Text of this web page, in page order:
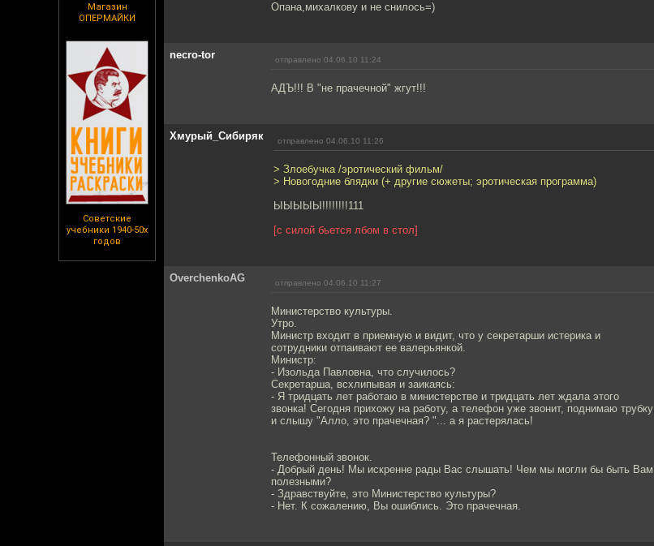
Магазин
ОПЕРМАЙКИ
Советские
учебники 1940-50х
годов
Опана,михалкову и не снилось=)
necro-tor отправлено 04.06.10 11:24
АДЪ!!! В "не прачечной" жгут!!!
Хмурый_Сибиряк отправлено 04.06.10 11:26
> Злоебучка /эротический фильм/
> Новогодние блядки (+ другие сюжеты; эротическая программа)
ЫЫЫЫЫ!!!!!!!!111
[с силой бьется лбом в стол]
OverchenkoAG отправлено 04.06.10 11:27
Министерство культуры.
Утро.
Министр входит в приемную и видит, что у секретарши истерика и
сотрудники отпаивают ее валерьянкой.
Министр:
- Изольда Павловна, что случилось?
Секретарша, всхлипывая и заикаясь:
- Я тридцать лет работаю в министерстве и тридцать лет ждала этого
звонка! Сегодня прихожу на работу, а телефон уже звонит, поднимаю трубку
и слышу "Алло, это прачечная? "... а я растерялась!
Телефонный звонок.
- Добрый день! Мы искренне рады Вас слышать! Чем мы могли бы быть Вам
полезными?
- Здравствуйте, это Министерство культуры?
- Нет. К сожалению, Вы ошиблись. Это прачечная.